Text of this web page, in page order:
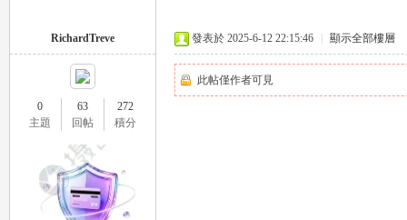
RichardTreve
0
主題
63
回帖
272
積分
發表於 2025-6-12 22:15:46 顯示全部樓層
此帖僅作者可見